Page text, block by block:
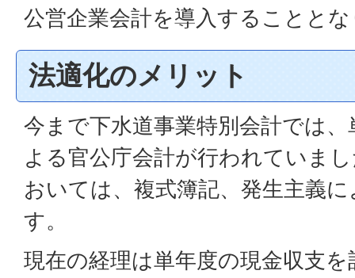
公営企業会計を導入することと
法適化のメリット
今まで下水道事業特別会計では
よる官公庁会計が行われていま
おいては、複式簿記、発生主義
す。
現在の経理は単年度の現金収支